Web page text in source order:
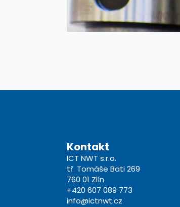
Kontakt
ICT NWT s.r.o.
tř. Tomáše Bati 269
760 01 Zlín
+420 607 089 773
info@ictnwt.cz